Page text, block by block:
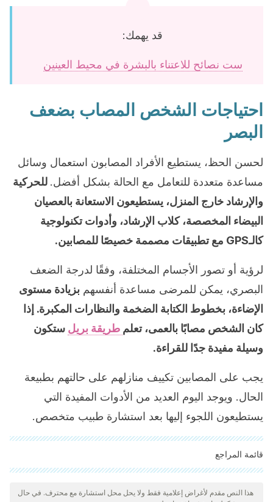
قد يهمك:
ست نصائح للاعتناء بالبشرة في محيط العينين
احتياجات الشخص المصاب بضعف
البصر
لحسن الحظ، يستطيع الأفراد المصابون استعمال وسائل
مساعدة متعددة للتعامل مع الحالة بشكل أفضل. للحركية
والإرشاد خارج المنزل، يستطيعون الاستعانة بالعصيان
البيضاء المخصصة، كلاب الإرشاد، وأدوات تكنولوجية
كالـGPS مع تطبيقات مصممة خصيصًا للمصابين.
لرؤية أو تصور الأجسام المختلفة، وفقًا لدرجة الضعف
البصري، يمكن للمرضى مساعدة أنفسهم بزيادة مستوى
الإضاءة، بخطوط الكتابة الضخمة والنظارات المكبرة. إذا
كان الشخص مصابًا بالعمى، تعلم طريقة بريل ستكون
وسيلة مفيدة جدًا للقراءة.
يجب على المصابين تكييف منازلهم على حالتهم بطبيعة
الحال. ويوجد اليوم العديد من الأدوات المفيدة التي
يستطيعون اللجوء إليها بعد استشارة طبيب متخصص.
قائمة المراجع
"تمت مراجعة جميع المصادر المذكورة بعناية شديدة من قبل فريقنا
لضمان جودتها وموثوقيتها وتحديثها وصحتها. تم اعتبار الببليوغرافيا لهذه
هذا النص مقدم لأغراض إعلامية فقط ولا يحل محل استشارة مع محترف. في حال